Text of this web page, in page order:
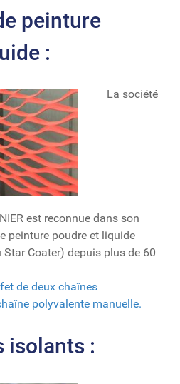
peinture
:
La société
est reconnue dans son
peinture poudre et liquide
Coater) depuis plus de 60
de deux chaînes
polyvalente manuelle.
isolants :